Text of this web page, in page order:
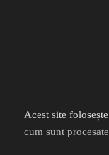
Acest site
cum sunt